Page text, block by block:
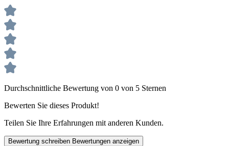
Durchschnittliche Bewertung von 0 von 5 Sternen
Bewerten Sie dieses Produkt!
Teilen Sie Ihre Erfahrungen mit anderen Kunden.
Bewertung schreiben Bewertungen anzeigen